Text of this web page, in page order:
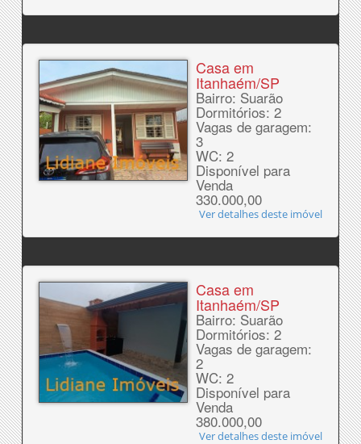
Casa em
Itanhaém/SP
Bairro: Suarão
Dormitórios: 2
Vagas de garagem:
3
WC: 2
Disponível para
Venda
330.000,00
Ver detalhes deste imóvel
Casa em
Itanhaém/SP
Bairro: Suarão
Dormitórios: 2
Vagas de garagem:
2
WC: 2
Disponível para
Venda
380.000,00
Ver detalhes deste imóvel